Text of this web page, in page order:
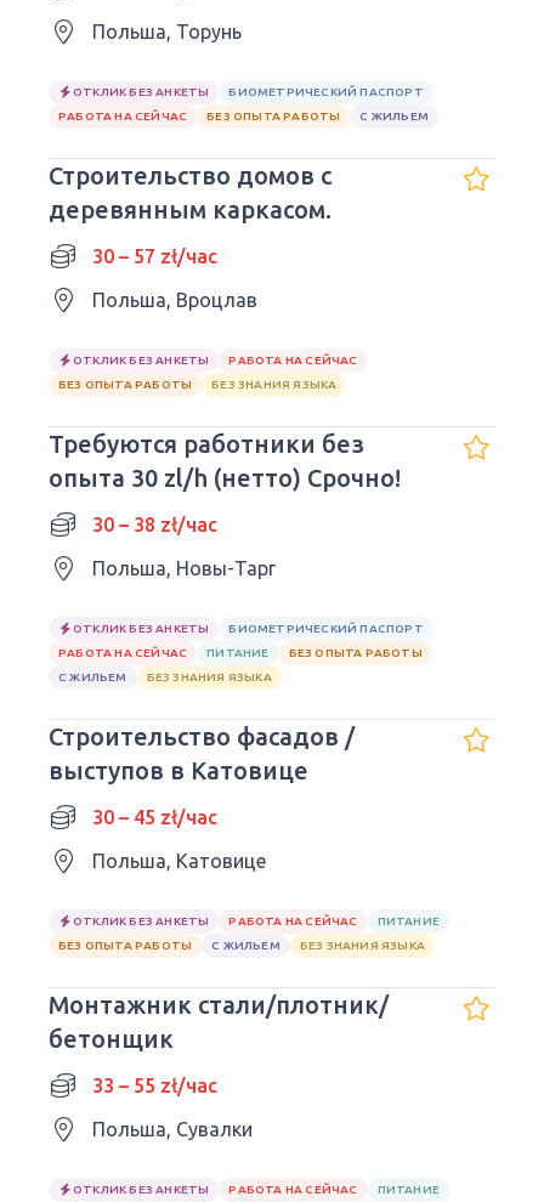
Польша, Торунь
ОТКЛИК БЕЗ АНКЕТЫ
БИОМЕТРИЧЕСКИЙ ПАСПОРТ
РАБОТА НА СЕЙЧАС
БЕЗ ОПЫТА РАБОТЫ С ЖИЛЬЕМ
Строительство домов с
деревянным каркасом.
30 – 57 zł/час
Польша, Вроцлав
ОТКЛИК БЕЗ АНКЕТЫ
РАБОТА НА СЕЙЧАС
БЕЗ ОПЫТА РАБОТЫ
БЕЗ ЗНАНИЯ ЯЗЫКА
Требуются работники без
опыта 30 zl/h (нетто) Срочно!
30 – 38 zł/час
Польша, Новы-Тарг
ОТКЛИК БЕЗ АНКЕТЫ
БИОМЕТРИЧЕСКИЙ ПАСПОРТ
РАБОТА НА СЕЙЧАС
ПИТАНИЕ
БЕЗ ОПЫТА РАБОТЫ
С ЖИЛЬЕМ
БЕЗ ЗНАНИЯ ЯЗЫКА
Строительство фасадов /
выступов в Катовице
30 – 45 zł/час
Польша, Катовице
ОТКЛИК БЕЗ АНКЕТЫ РАБОТА НА СЕЙЧАС
ПИТАНИЕ
БЕЗ ОПЫТА РАБОТЫ
С ЖИЛЬЕМ БЕЗ ЗНАНИЯ ЯЗЫКА
Монтажник стали/плотник/
бетонщик
33 – 55 zł/час
Польша, Сувалки
ОТКЛИК БЕЗ АНКЕТЫ РАБОТА НА СЕЙЧАС
ПИТАНИЕ